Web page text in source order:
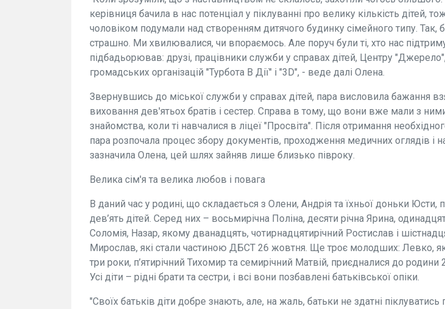
керівниця бачила в нас потенціал у піклуванні про велику кількість дітей,
чоловіком подумали над створенням дитячого будинку сімейного типу. Так,
страшно. Ми хвилювалися, чи впораємось. Але поруч були ті, хто нас
підбадьорював: друзі, працівники служби у справах дітей, Центру "Джерело",
громадських організацій "Турбота В Дії" і "3D", - веде далі Олена.
Звернувшись до міської служби у справах дітей, пара висловила бажання
виховання дев'ятьох братів і сестер. Справа в тому, що вони вже мали з
знайомства, коли ті навчалися в ліцеї "Просвіта". Після отримання
пара розпочала процес збору документів, проходження медичних оглядів і
зазначила Олена, цей шлях зайняв лише близько півроку.
Велика сім'я та велика любов і повага
В даний час у родині, що складається з Олени, Андрія та їхньої доньки Юсти,
дев’ять дітей. Серед них – восьмирічна Поліна, десяти річна Ярина,
Соломія, Назар, якому дванадцять, чотирнадцятирічний Ростислав і
Мирослав, які стали частиною ДБСТ 26 жовтня. Ще троє молодших: Левко,
три роки, п’ятирічний Тихомир та семирічний Матвій, приєдналися до родини
Усі діти – рідні брати та сестри, і всі вони позбавлені батьківської опіки.
"Своїх батьків діти добре знають, але, на жаль, батьки не здатні піклуватись